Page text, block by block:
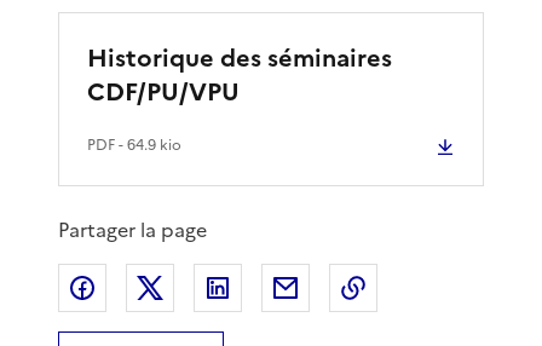
Historique des séminaires
CDF/PU/VPU
PDF- 64.9 kio
Partager la page
Partager sur Facebook
Partager sur XPartager sur LinkedIn
Partager par email